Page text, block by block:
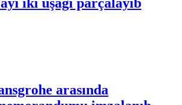
iki uşağı parçalayıb
arasında